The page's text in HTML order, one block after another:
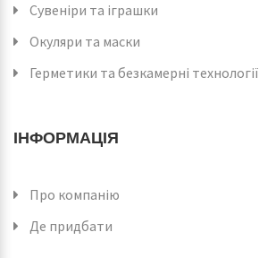
Сувеніри та іграшки
Окуляри та маски
Герметики та безкамерні технології
ІНФОРМАЦІЯ
Про компанію
Де придбати